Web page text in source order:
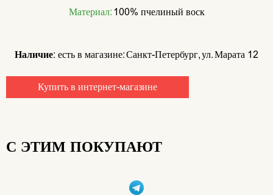
Материал:100% пчелиный воск
Наличие: есть в магазине: Санкт-Петербург, ул. Марата 12
Купить в интернет-магазине
С ЭТИМ ПОКУПАЮТ